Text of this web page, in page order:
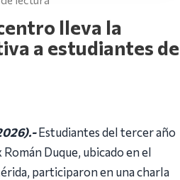
lleva la
a estudiantes de
Estudiantes del tercer año
Duque, ubicado en el
participaron en una charla